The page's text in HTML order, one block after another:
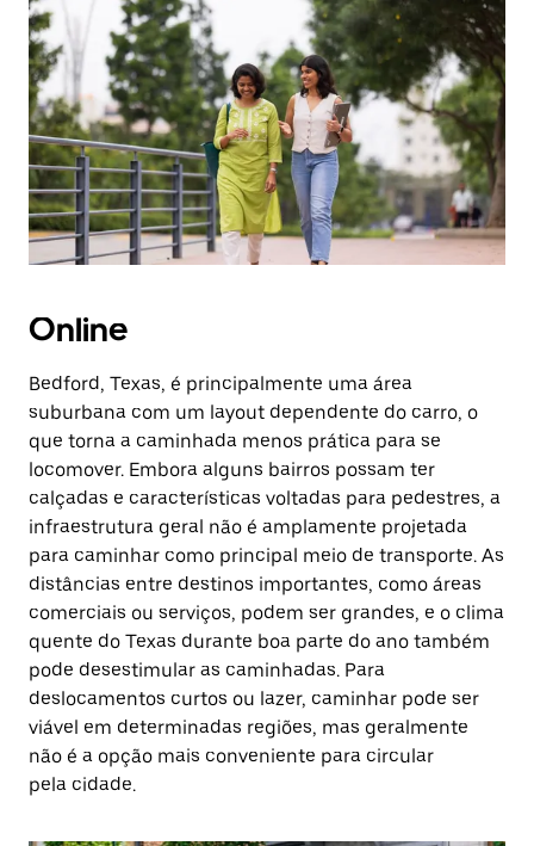
uma
data.
Pressione
a
tecla
“ESC”
para
fechar
o
calendário.
Online
Bedford, Texas, é principalmente uma área
suburbana com um layout dependente do carro, o
que torna a caminhada menos prática para se
locomover. Embora alguns bairros possam ter
calçadas e características voltadas para pedestres, a
infraestrutura geral não é amplamente projetada
para caminhar como principal meio de transporte. As
distâncias entre destinos importantes, como áreas
comerciais ou serviços, podem ser grandes, e o clima
quente do Texas durante boa parte do ano também
pode desestimular as caminhadas. Para
deslocamentos curtos ou lazer, caminhar pode ser
viável em determinadas regiões, mas geralmente
não é a opção mais conveniente para circular
pela cidade.